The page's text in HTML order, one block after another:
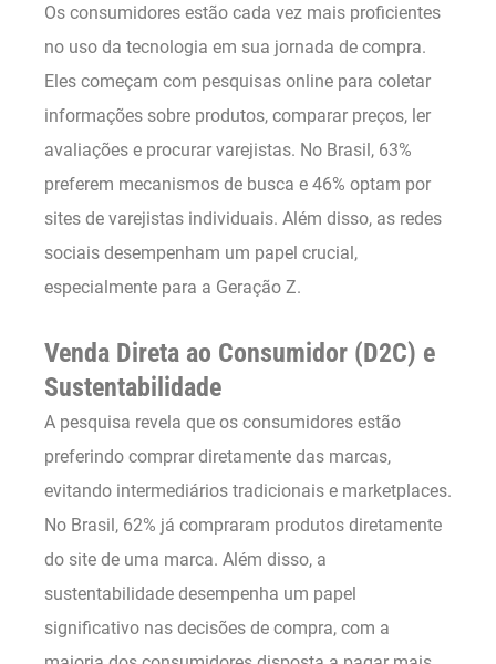
Os consumidores estão cada vez mais proficientes
no uso da tecnologia em sua jornada de compra.
Eles começam com pesquisas online para coletar
informações sobre produtos, comparar preços, ler
avaliações e procurar varejistas. No Brasil, 63%
preferem mecanismos de busca e 46% optam por
sites de varejistas individuais. Além disso, as redes
sociais desempenham um papel crucial,
especialmente para a Geração Z.
Venda Direta ao Consumidor (D2C) e
Sustentabilidade
A pesquisa revela que os consumidores estão
preferindo comprar diretamente das marcas,
evitando intermediários tradicionais e marketplaces.
No Brasil, 62% já compraram produtos diretamente
do site de uma marca. Além disso, a
sustentabilidade desempenha um papel
significativo nas decisões de compra, com a